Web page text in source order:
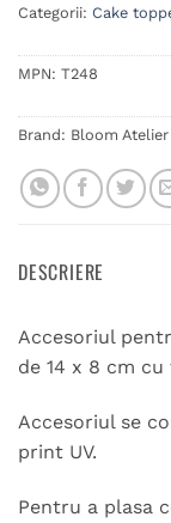
Categorii: Cake
MPN: T248
Brand: Bloom Atelier
DESCRIERE
Accesoriul
de 14 x 8 cm
Accesoriul se
print UV.
Pentru a plasa